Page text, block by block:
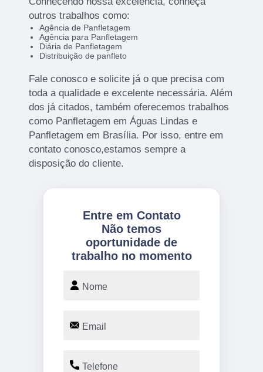
outros trabalhos como:
Agência de Panfletagem
Agência para Panfletagem
Diária de Panfletagem
Distribuição de panfleto
Fale conosco e solicite já o que precisa com
toda a qualidade e excelente necessária. Além
dos já citados, também oferecemos trabalhos
como Panfletagem em Águas Lindas e
Panfletagem em Brasília. Por isso, entre em
contato conosco,estamos sempre a
disposição do cliente.
Entre em Contato
Não temos
oportunidade de
trabalho no momento